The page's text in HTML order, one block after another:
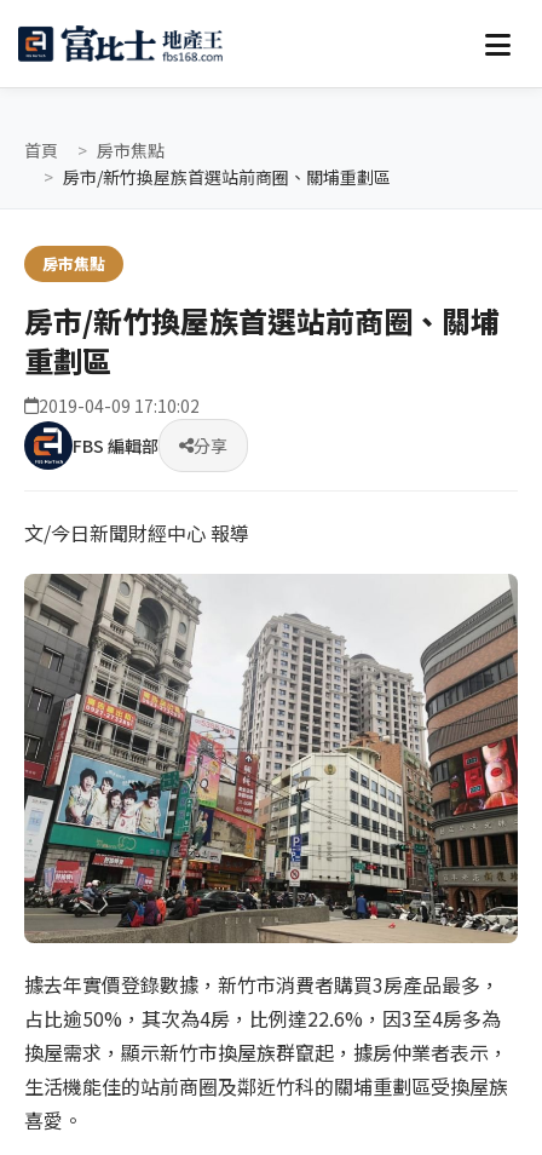
首頁
房市焦點
房市/新竹換屋族首選站前商圈、關埔重劃區
房市焦點
房市/新竹換屋族首選站前商圈、關埔
重劃區
2019-04-09 17:10:02
FBS 編輯部
分享
文/今日新聞財經中心 報導
據去年實價登錄數據，新竹市消費者購買3房產品最多，
占比逾50%，其次為4房，比例達22.6%，因3至4房多為
換屋需求，顯示新竹市換屋族群竄起，據房仲業者表示，
生活機能佳的站前商圈及鄰近竹科的關埔重劃區受換屋族
喜愛。